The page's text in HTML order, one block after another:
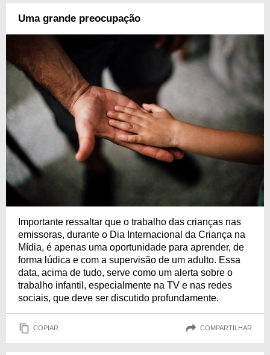
Uma grande preocupação
Importante ressaltar que o trabalho das crianças nas
emissoras, durante o Dia Internacional da Criança na
Mídia, é apenas uma oportunidade para aprender, de
forma lúdica e com a supervisão de um adulto. Essa
data, acima de tudo, serve como um alerta sobre o
trabalho infantil, especialmente na TV e nas redes
sociais, que deve ser discutido profundamente.
COPIAR COMPARTILHAR